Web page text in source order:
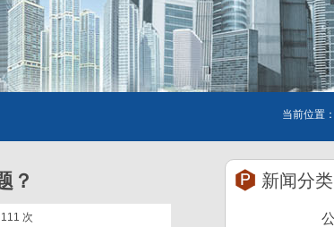
当前位置：
？
111 次
新闻分类